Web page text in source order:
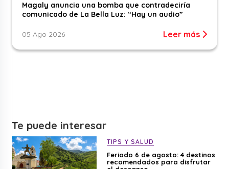
Magaly anuncia una bomba que contradeciría
comunicado de La Bella Luz: “Hay un audio”
05 Ago 2026 Leer más
Te puede interesar
TIPS Y SALUD
Feriado 6 de agosto: 4 destinos
recomendados para disfrutar